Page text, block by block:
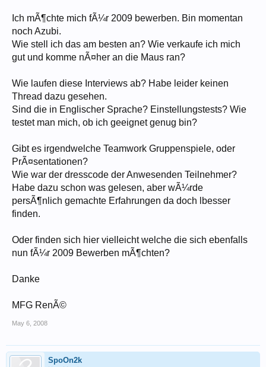
Ich mÃ¶chte mich fÃ¼r 2009 bewerben. Bin momentan
noch Azubi.
Wie stell ich das am besten an? Wie verkaufe ich mich
gut und komme nÃ¤her an die Maus ran?
Wie laufen diese Interviews ab? Habe leider keinen
Thread dazu gesehen.
Sind die in Englischer Sprache? Einstellungstests? Wie
testet man mich, ob ich geeignet genug bin?
Gibt es irgendwelche Teamwork Gruppenspiele, oder
PrÃ¤sentationen?
Wie war der dresscode der Anwesenden Teilnehmer?
Habe dazu schon was gelesen, aber wÃ¼rde
persÃ¶nlich gemachte Erfahrungen da doch lbesser
finden.
Oder finden sich hier vielleicht welche die sich ebenfalls
nun fÃ¼r 2009 Bewerben mÃ¶chten?
Danke
MFG RenÃ©
May 6, 2008
SpoOn2k